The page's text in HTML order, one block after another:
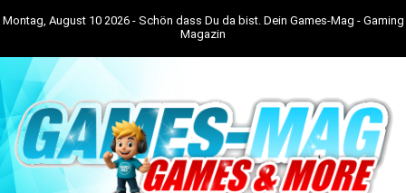
Montag, August 10 2026 - Schön dass Du da bist. Dein Games-Mag - Gaming
Magazin